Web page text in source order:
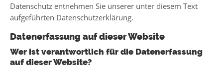
Datenschutz entnehmen Sie unserer unter diesem Text
aufgeführten Datenschutzerklärung.
Datenerfassung auf dieser Website
Wer ist verantwortlich für die Datenerfassung
auf dieser Website?